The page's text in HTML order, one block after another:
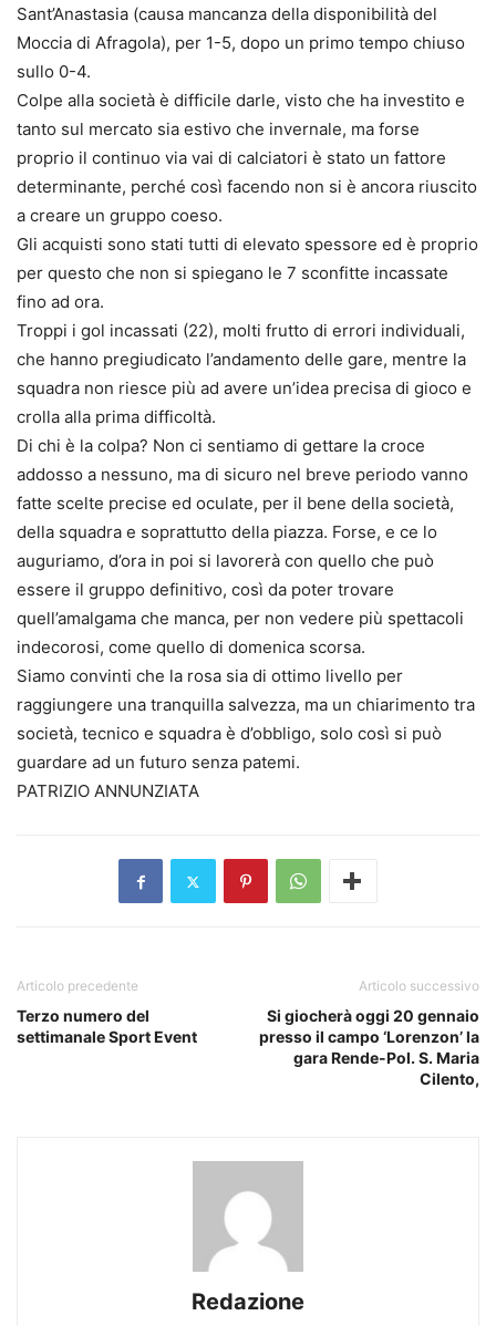
Sant’Anastasia (causa mancanza della disponibilità del
Moccia di Afragola), per 1-5, dopo un primo tempo chiuso
sullo 0-4.
Colpe alla società è difficile darle, visto che ha investito e
tanto sul mercato sia estivo che invernale, ma forse
proprio il continuo via vai di calciatori è stato un fattore
determinante, perché così facendo non si è ancora riuscito
a creare un gruppo coeso.
Gli acquisti sono stati tutti di elevato spessore ed è proprio
per questo che non si spiegano le 7 sconfitte incassate
fino ad ora.
Troppi i gol incassati (22), molti frutto di errori individuali,
che hanno pregiudicato l’andamento delle gare, mentre la
squadra non riesce più ad avere un’idea precisa di gioco e
crolla alla prima difficoltà.
Di chi è la colpa? Non ci sentiamo di gettare la croce
addosso a nessuno, ma di sicuro nel breve periodo vanno
fatte scelte precise ed oculate, per il bene della società,
della squadra e soprattutto della piazza. Forse, e ce lo
auguriamo, d’ora in poi si lavorerà con quello che può
essere il gruppo definitivo, così da poter trovare
quell’amalgama che manca, per non vedere più spettacoli
indecorosi, come quello di domenica scorsa.
Siamo convinti che la rosa sia di ottimo livello per
raggiungere una tranquilla salvezza, ma un chiarimento tra
società, tecnico e squadra è d’obbligo, solo così si può
guardare ad un futuro senza patemi.
PATRIZIO ANNUNZIATA
Articolo precedente
Terzo numero del
settimanale Sport Event
Articolo successivo
Si giocherà oggi 20 gennaio
presso il campo ‘Lorenzon’ la
gara Rende-Pol. S. Maria
Cilento,
Redazione